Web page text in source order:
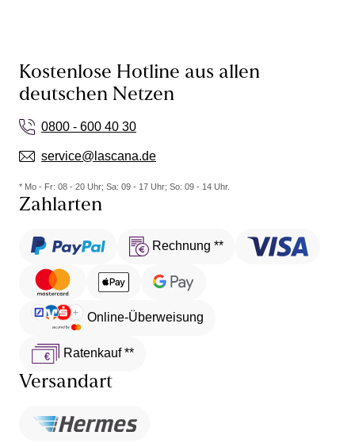
Kostenlose Hotline aus allen
deutschen Netzen
0800 - 600 40 30
service@lascana.de
* Mo - Fr: 08 - 20 Uhr; Sa: 09 - 17 Uhr; So: 09 - 14 Uhr.
Zahlarten
Rechnung **
Online-Überweisung
Ratenkauf **
Versandart